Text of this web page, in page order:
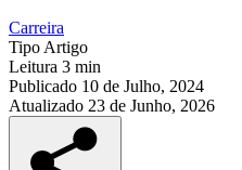
Carreira
Tipo Artigo
Leitura 3 min
Publicado 10 de Julho, 2024
Atualizado 23 de Junho, 2026